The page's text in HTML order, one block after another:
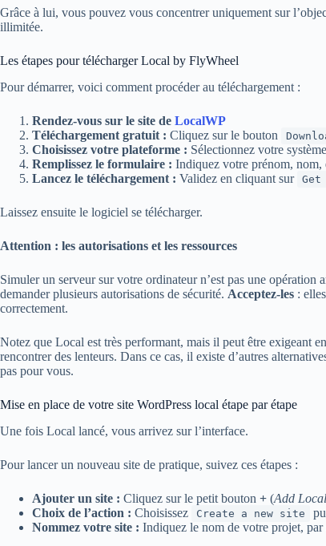
Grâce à lui, vous pouvez vous concentrer uniquement sur
illimitée.
Les étapes pour télécharger Local by FlyWheel
Pour démarrer, voici comment procéder au téléchargement :
Rendez-vous sur le site de LocalWP
Téléchargement gratuit : Cliquez sur le bouton
Choisissez votre plateforme : Sélectionnez votre
Remplissez le formulaire : Indiquez votre prénom, nom,
Lancez le téléchargement : Validez en cliquant sur
Laissez ensuite le logiciel se télécharger.
Attention : les autorisations et les ressources
Simuler un serveur sur votre ordinateur n’est pas une
demander plusieurs autorisations de sécurité. Acceptez-les :
correctement.
Notez que Local est très performant, mais il peut être exigeant
rencontrer des lenteurs. Dans ce cas, il existe d’autres
pas pour vous.
Mise en place de votre site WordPress local étape par étape
Une fois Local lancé, vous arrivez sur l’interface.
Pour lancer un nouveau site de pratique, suivez ces étapes :
Ajouter un site : Cliquez sur le petit bouton + (Add
Choix de l’action : Choisissez Create a new site
Nommez votre site : Indiquez le nom de votre projet,